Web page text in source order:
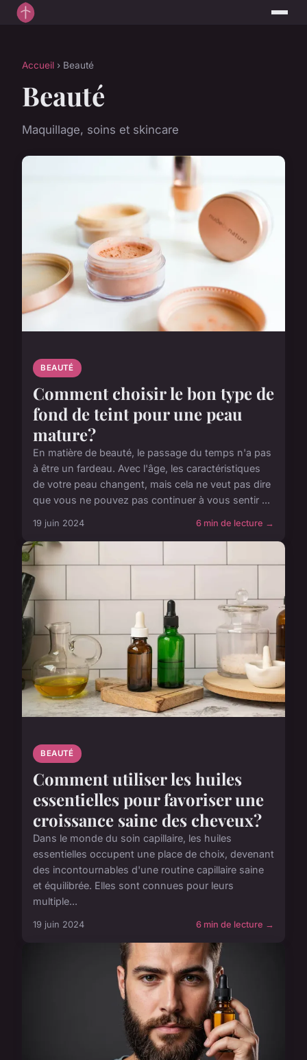
Accueil › Beauté
Beauté
Maquillage, soins et skincare
BEAUTÉ
Comment choisir le bon type de
fond de teint pour une peau
mature?
En matière de beauté, le passage du temps n'a pas
à être un fardeau. Avec l'âge, les caractéristiques
de votre peau changent, mais cela ne veut pas dire
que vous ne pouvez pas continuer à vous sentir ...
19 juin 2024 6 min de lecture →
BEAUTÉ
Comment utiliser les huiles
essentielles pour favoriser une
croissance saine des cheveux?
Dans le monde du soin capillaire, les huiles
essentielles occupent une place de choix, devenant
des incontournables d'une routine capillaire saine
et équilibrée. Elles sont connues pour leurs
multiple...
19 juin 2024 6 min de lecture →